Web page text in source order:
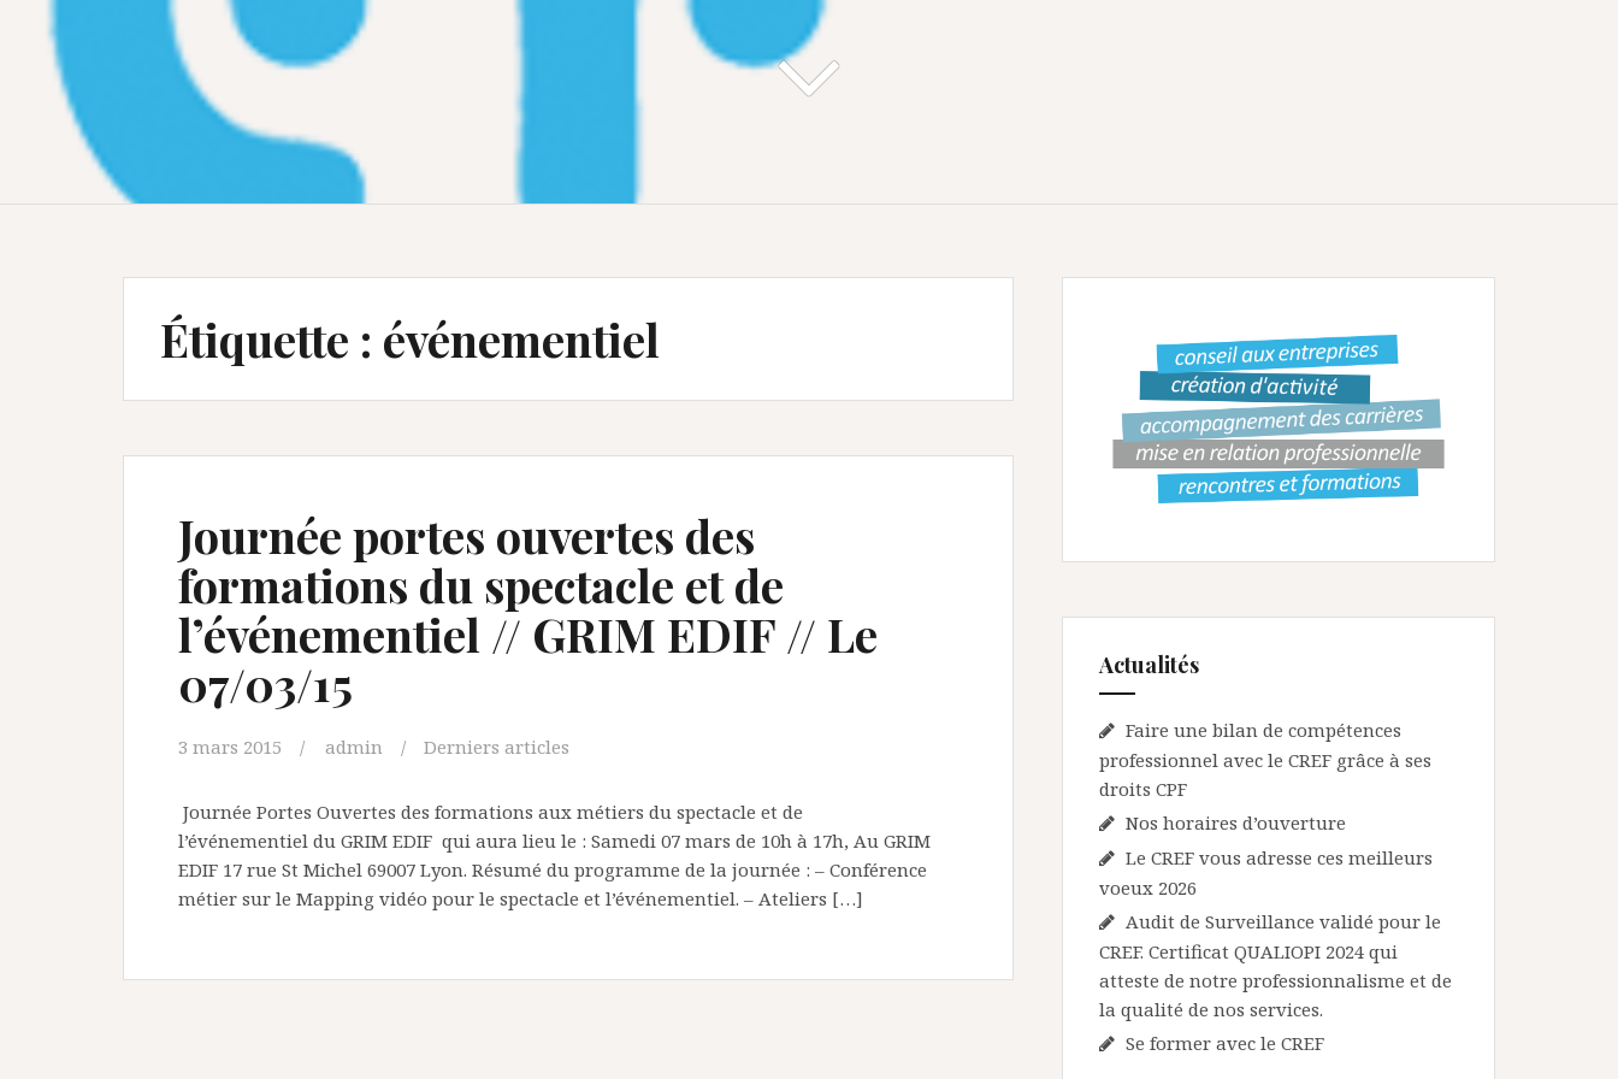
Étiquette : événementiel
Journée portes ouvertes des
formations du spectacle et de
l’événementiel // GRIM EDIF // Le
07/03/15
3 mars 2015 admin Derniers articles
Journée Portes Ouvertes des formations aux métiers du spectacle et de
l’événementiel du GRIM EDIF qui aura lieu le : Samedi 07 mars de 10h à 17h, Au GRIM
EDIF 17 rue St Michel 69007 Lyon. Résumé du programme de la journée : – Conférence
métier sur le Mapping vidéo pour le spectacle et l’événementiel. – Ateliers […]
Actualités
Faire une bilan de compétences
professionnel avec le CREF grâce à ses
droits CPF
Nos horaires d’ouverture
Le CREF vous adresse ces meilleurs
voeux 2026
Audit de Surveillance validé pour le
CREF. Certificat QUALIOPI 2024 qui
atteste de notre professionnalisme et de
la qualité de nos services.
Se former avec le CREF